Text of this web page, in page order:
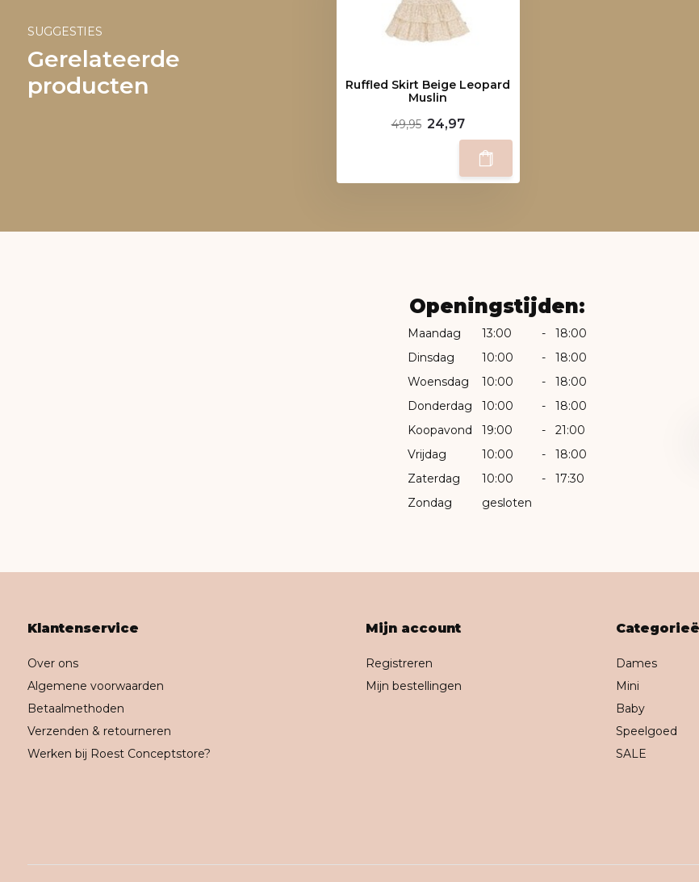
SUGGESTIES
Gerelateerde
producten
Ruffled Skirt Beige Leopard
Muslin
49,95 24,97
Openingstijden:
Maandag 13:00 -
18:00
Dinsdag
10:00 -
18:00
Woensdag
10:00 -
18:00
Donderdag
10:00 -
18:00
Koopavond
19:00 -
21:00
Vrijdag
10:00 -
18:00
Zaterdag
10:00 -
17:30
Zondag
gesloten
Klantenservice
Over ons
Algemene voorwaarden
Betaalmethoden
Verzenden & retourneren
Werken bij Roest Conceptstore?
Mijn account
Registreren
Mijn bestellingen
Dames
Mini
Baby
Speelgoed
SALE